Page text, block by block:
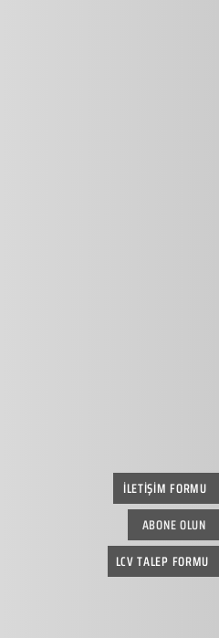
İLETİŞİM FORMU
ABONE OLUN
LCV TALEP FORMU